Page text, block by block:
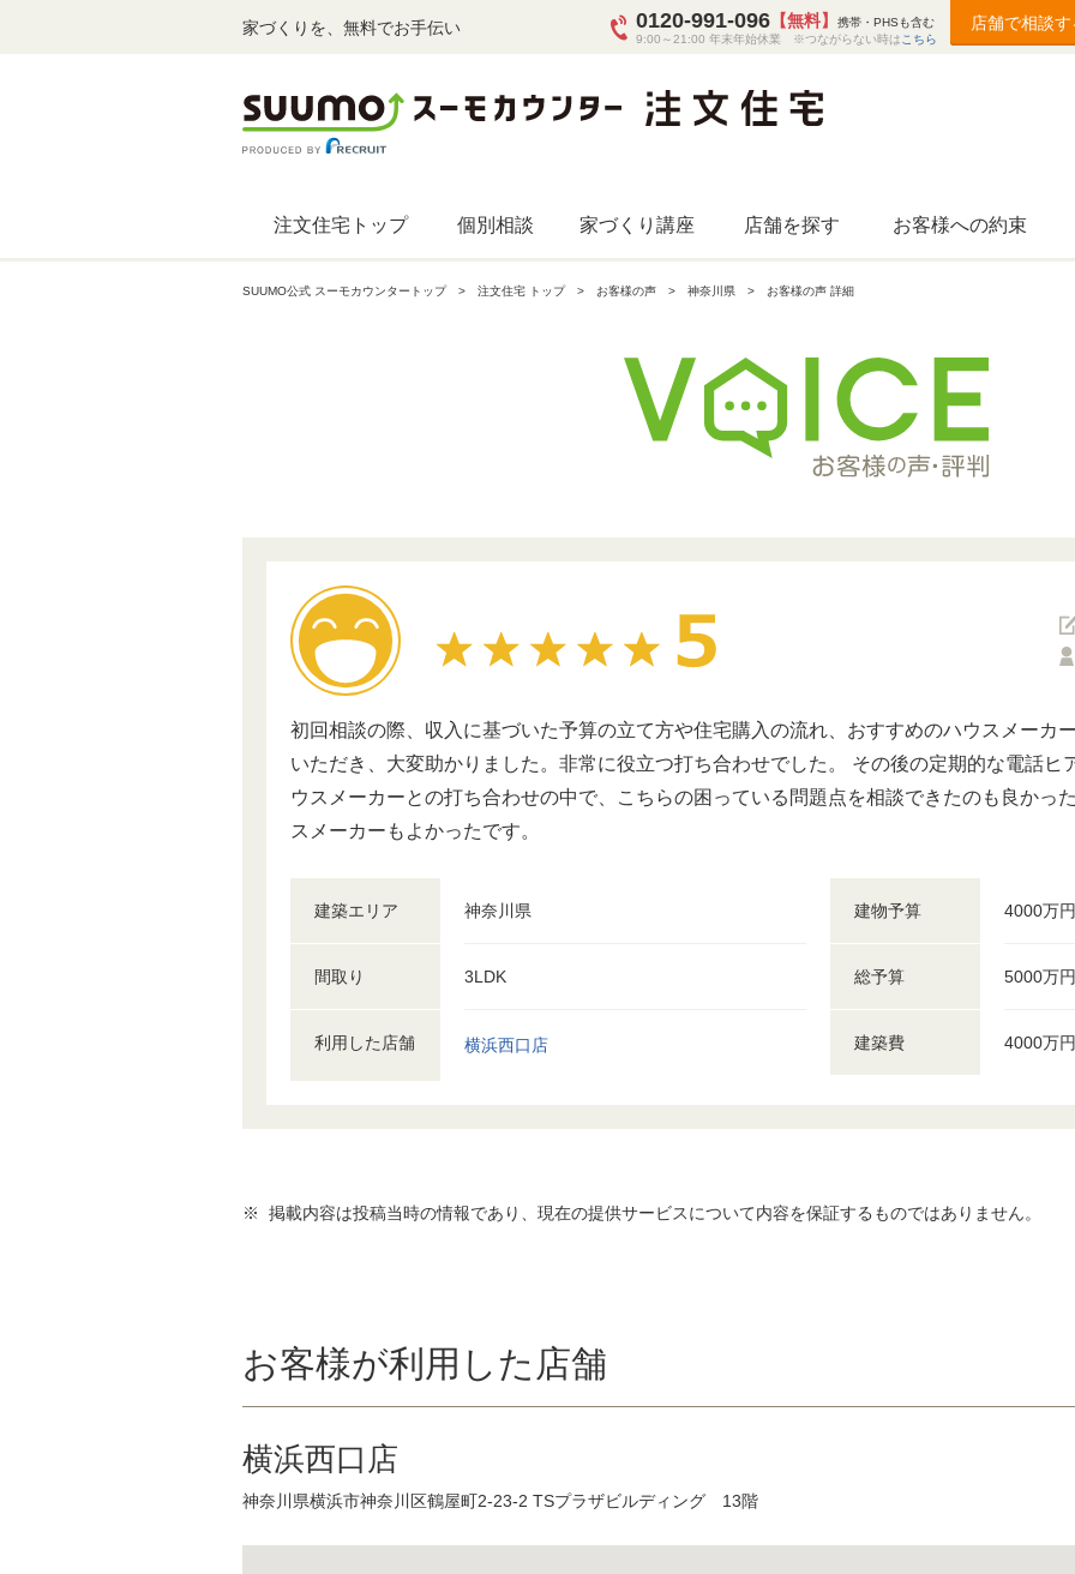
家づくりを、無料でお手伝い 0120-991-096 【無料】
携帯・PHSも含む
9:00～21:00 年末年始休業 ※つながらない時は こちら
店舗で相談す
注文住宅トップ 個別相談 家づくり講座 店舗を探す お客様への約束
SUUMO公式 スーモカウンタートップ 注文住宅 トップ お客様の声 神奈川県 お客様の声 詳細
初回相談の際、収入に基づいた予算の立て方や住宅購入の流れ、おすすめのハウスメーカ
いただき、大変助かりました。非常に役立つ打ち合わせでした。 その後の定期的な電話ヒ
ウスメーカーとの打ち合わせの中で、こちらの困っている問題点を相談できたのも良かっ
スメーカーもよかったです。
建築エリア 神奈川県
間取り 3LDK
利用した店舗 横浜西口店
建物予算 4000万
総予算 5000万
建築費 4000万
※ 掲載内容は投稿当時の情報であり、現在の提供サービスについて内容を保証するものではありません。
お客様が利用した店舗
横浜西口店
神奈川県横浜市神奈川区鶴屋町2-23-2 TSプラザビルディング 13階